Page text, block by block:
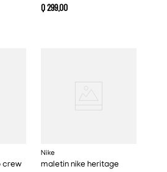
Q299.00
crew
Nike
maletin nike heritage